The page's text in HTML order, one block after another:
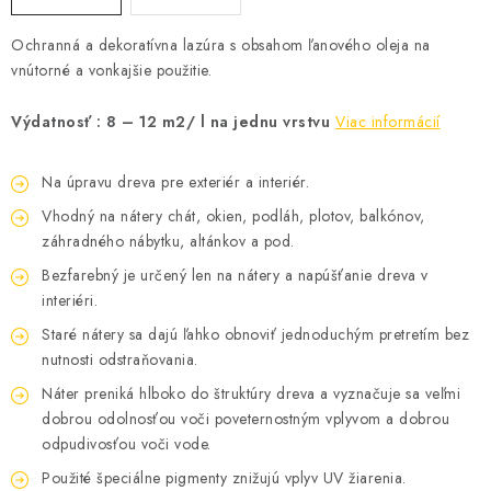
Formulár na reklamáciu tovaru
Ochranná a dekoratívna lazúra s obsahom ľanového oleja na
vnútorné a vonkajšie použitie.
Výdatnosť : 8 – 12 m2/ l na jednu vrstvu Viac informácií
Na úpravu dreva pre exteriér a interiér.
Vhodný na nátery chát, okien, podláh, plotov, balkónov,
záhradného nábytku, altánkov a pod.
Bezfarebný je určený len na nátery a napúšťanie dreva v
interiéri.
Staré nátery sa dajú ľahko obnoviť jednoduchým pretretím bez
nutnosti odstraňovania.
Náter preniká hlboko do štruktúry dreva a vyznačuje sa veľmi
dobrou odolnosťou voči poveternostným vplyvom a dobrou
odpudivosťou voči vode.
Použité špeciálne pigmenty znižujú vplyv UV žiarenia.